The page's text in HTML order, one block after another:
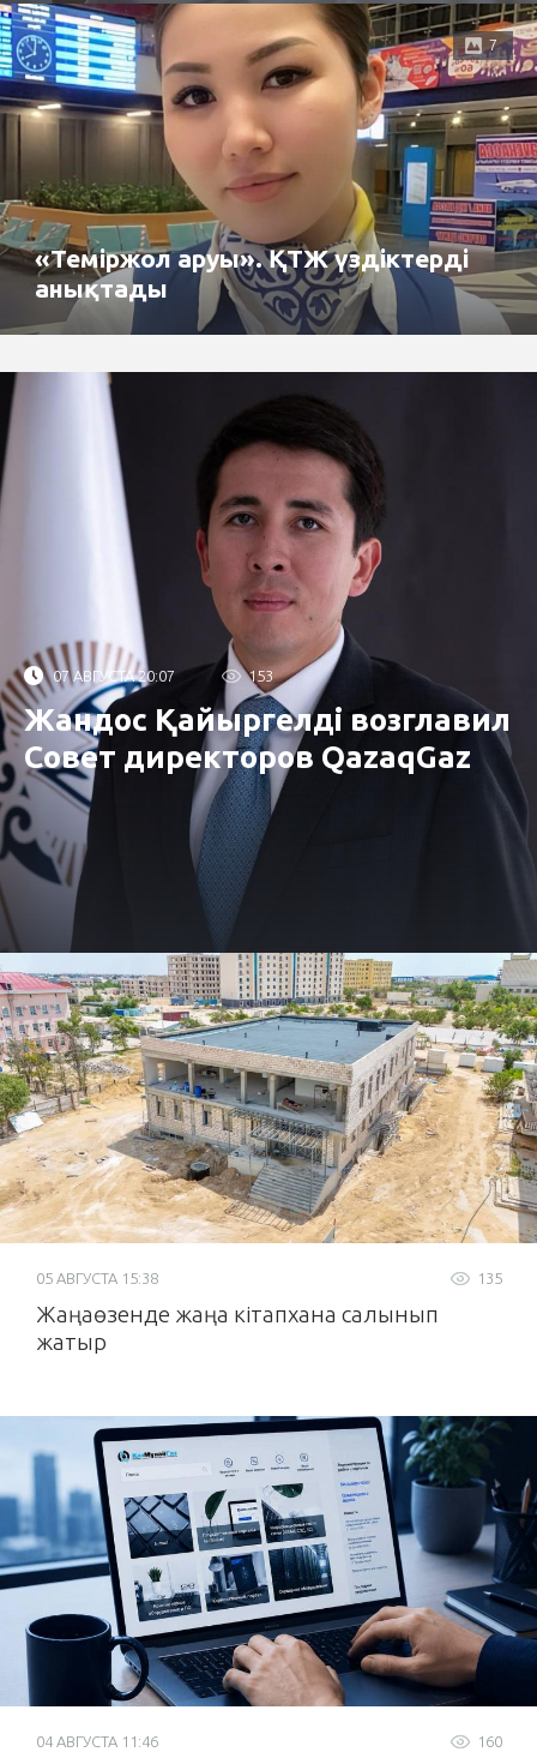
7
«Теміржол аруы». ҚТЖ үздіктерді
анықтады
07 АВГУСТА 20:07 153
Жандос Қайыргелді возглавил
Совет директоров QazaqGaz
135
05 АВГУСТА 15:38
Жаңаөзенде жаңа кітапхана салынып
жатыр
160
04 АВГУСТА 11:46